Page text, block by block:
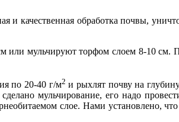
и качественная обработка почвы,
мульчируют торфом слоем 8-10 см.
по 20-40 г/м2 и рыхлят почву на
мульчирование, его надо
слое. Нами установ­лено,